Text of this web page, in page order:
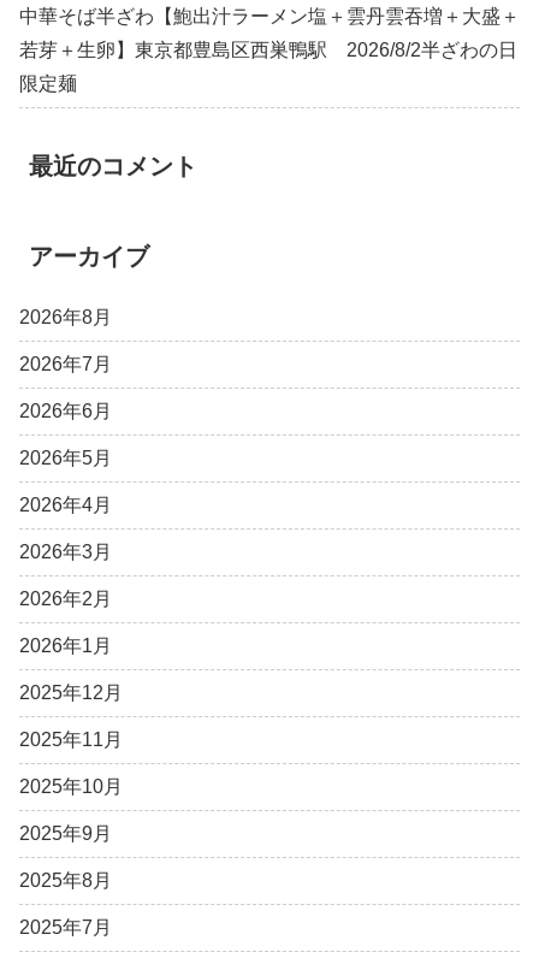
中華そば半ざわ【鮑出汁ラーメン塩＋雲丹雲吞増＋大盛＋
若芽＋生卵】東京都豊島区西巣鴨駅 2026/8/2半ざわの日
限定麺
最近のコメント
アーカイブ
2026年8月
2026年7月
2026年6月
2026年5月
2026年4月
2026年3月
2026年2月
2026年1月
2025年12月
2025年11月
2025年10月
2025年9月
2025年8月
2025年7月